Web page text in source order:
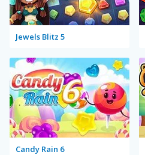
Jewels Blitz 5
Candy Rain 6